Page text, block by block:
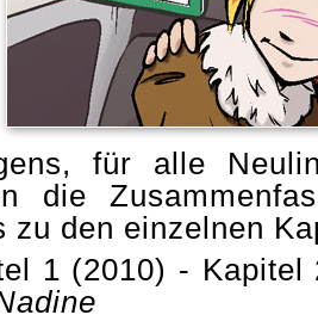
für alle
die
zu den einzelnen
1 (2010) -